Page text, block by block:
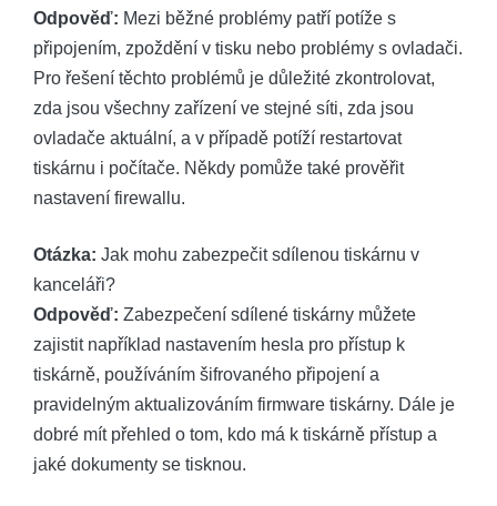
Odpověď: Mezi běžné problémy patří potíže s
připojením, zpoždění v tisku nebo problémy s ovladači.
Pro řešení těchto problémů je důležité zkontrolovat,
zda jsou všechny zařízení ve stejné síti, zda jsou
ovladače aktuální, a v případě potíží restartovat
tiskárnu i počítače. Někdy pomůže také prověřit
nastavení firewallu.
Otázka: Jak mohu zabezpečit sdílenou tiskárnu v
kanceláři?
Odpověď: Zabezpečení sdílené tiskárny můžete
zajistit například nastavením hesla pro přístup k
tiskárně, používáním šifrovaného připojení a
pravidelným aktualizováním firmware tiskárny. Dále je
dobré mít přehled o tom, kdo má k tiskárně přístup a
jaké dokumenty se tisknou.